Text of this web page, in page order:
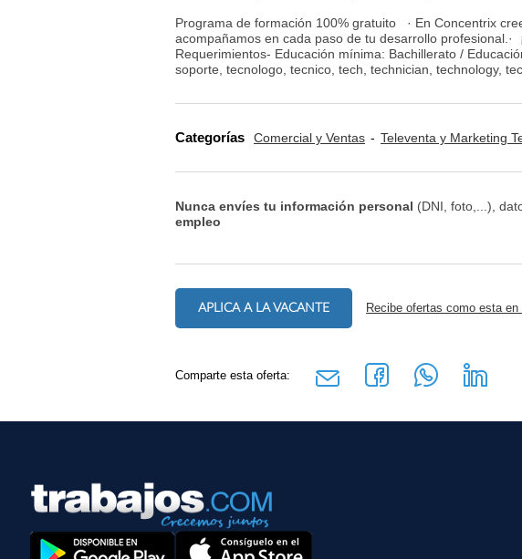
Programa de formación 100% gratuito · En Concentrix
acompañamos en cada paso de tu desarrollo
Requerimientos- Educación mínima: Bachillerato /
soporte, tecnologo, tecnico, tech, technician, technology,
Categorías Comercial y Ventas Televenta y Marketing
Nunca envíes tu información personal (DNI, foto,...),
empleo
APLICA A LA VACANTE Recibe ofertas como esta en
Comparte esta oferta: